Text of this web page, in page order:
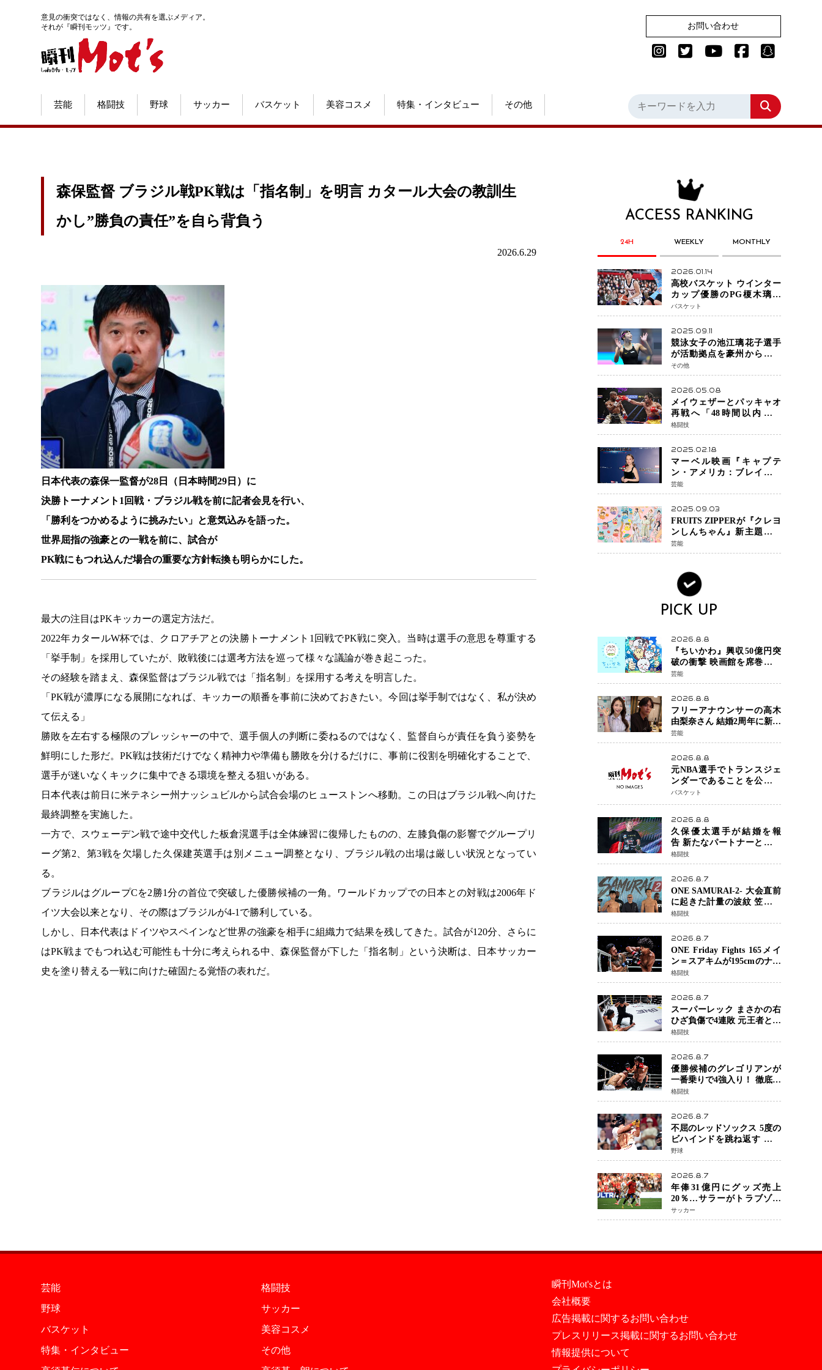
意見の衝突ではなく、情報の共有を選ぶメディア。
それが『瞬刊モッツ』です。
お問い合わせ
芸能 格闘技 野球 サッカー バスケット 美容コスメ 特集・インタビュー その他
森保監督 ブラジル戦PK戦は「指名制」を明言 カタール大会の教訓生
かし”勝負の責任”を自ら背負う
2026.6.29
日本代表の森保一監督が28日（日本時間29日）に
決勝トーナメント1回戦・ブラジル戦を前に記者会見を行い、
「勝利をつかめるように挑みたい」と意気込みを語った。
世界屈指の強豪との一戦を前に、試合が
PK戦にもつれ込んだ場合の重要な方針転換も明らかにした。
最大の注目はPKキッカーの選定方法だ。
2022年カタールW杯では、クロアチアとの決勝トーナメント1回戦でPK戦に突入。当時は選手の意思を尊重する
「挙手制」を採用していたが、敗戦後には選考方法を巡って様々な議論が巻き起こった。
その経験を踏まえ、森保監督はブラジル戦では「指名制」を採用する考えを明言した。
「PK戦が濃厚になる展開になれば、キッカーの順番を事前に決めておきたい。今回は挙手制ではなく、私が決め
て伝える」
勝敗を左右する極限のプレッシャーの中で、選手個人の判断に委ねるのではなく、監督自らが責任を負う姿勢を
鮮明にした形だ。PK戦は技術だけでなく精神力や準備も勝敗を分けるだけに、事前に役割を明確化することで、
選手が迷いなくキックに集中できる環境を整える狙いがある。
日本代表は前日に米テネシー州ナッシュビルから試合会場のヒューストンへ移動。この日はブラジル戦へ向けた
最終調整を実施した。
一方で、スウェーデン戦で途中交代した板倉滉選手は全体練習に復帰したものの、左膝負傷の影響でグループリ
ーグ第2、第3戦を欠場した久保建英選手は別メニュー調整となり、ブラジル戦の出場は厳しい状況となってい
る。
ブラジルはグループCを2勝1分の首位で突破した優勝候補の一角。ワールドカップでの日本との対戦は2006年ド
イツ大会以来となり、その際はブラジルが4-1で勝利している。
しかし、日本代表はドイツやスペインなど世界の強豪を相手に組織力で結果を残してきた。試合が120分、さらに
はPK戦までもつれ込む可能性も十分に考えられる中、森保監督が下した「指名制」という決断は、日本サッカー
史を塗り替える一戦に向けた確固たる覚悟の表れだ。
ACCESS RANKING
24H WEEKLY MONTHLY
2026.01.14
高校バスケット ウインター
カップ優勝のPG榎木璃旺
（えのき・りお）がプロの
現場へ―。
バスケット
2025.09.11
競泳女子の池江璃花子選手
が活動拠点を豪州から日本
へ！ 豪州での挑戦を糧に、
28年ロサンゼルス五輪へ再
始動
その他
2026.05.08
メイウェザーとパッキャオ
再戦へ「48時間以内に決
着」公式戦かエキシビショ
ンか混迷続く
格闘技
2025.02.18
マーベル映画『キャプテ
ン・アメリカ：ブレイブ・
ニュー・ワールド』 新ブラ
ック・ウィドウ役のシラ・
ハースとは！？
芸能
2025.09.03
FRUITS ZIPPERが『クレヨ
ンしんちゃん』新主題歌を
担当
芸能
PICK UP
2026.8.8
『ちいかわ』興収50億円突
破の衝撃 映画館を席巻する
「日本発コンテンツ」の強
さ スパイダーマン、モア
ナら世界級作品と並ぶ存在
感
芸能
2026.8.8
フリーアナウンサーの高木
由梨奈さん 結婚2周年に新た
な家族を迎える喜びを報
告 夫・岸田タツヤさんと
連名「夫婦ともに幸せに感
じています」
芸能
2026.8.8
元NBA選手でトランスジェ
ンダーであることを公にし
ているエネス・カンターが
WNBAドラフト参戦を表明
る」異例の挑戦、その背景
に女子スポーツを巡る議論
バスケット
2026.8.8
久保優太選手が結婚を報
告 新たなパートナーと歩む
「集大成の一年」競技生活
を支える存在に感謝
格闘技
2026.8.7
ONE SAMURAI-2- 大会直前
に起きた計量の波紋 笠原弘
希ら注目ファイターは契約
体重で決戦へ、山本歩夢と
平山諒選手戦は中止に
格闘技
2026.8.7
ONE Friday Fights 165メイ
ン＝スアキムが195cmのナビ
ル・アナンからダウン奪
取！猛反撃を耐え抜き判定
勝利、8連勝を達成
格闘技
2026.8.7
スーパーレック まさかの右
ひざ負傷で4連敗 元王者とし
て異例の苦境…「アクシデ
ント」でも消えない危険信
号
格闘技
2026.8.7
優勝候補のグレゴリアンが
一番乗りで4強入り！ 徹底し
たローキックでウスビャン
を攻略、判定勝利
格闘技
2026.8.7
不屈のレッドソックス 5度の
ビハインドを跳ね返す 延長
13回サヨナラ勝ち 吉田正尚
選手も2安打1打点で貢献 4得
点以上は驚異の28連勝
野球
2026.8.7
年俸31億円にグッズ売上
20％…サラーがトラブゾン
スポル加入 世界サッカーは
「五大リーグ一強」から新
サッカー
芸能
格闘技
野球
サッカー
バスケット
美容コスメ
特集・インタビュー
その他
瞬刊Mot'sとは
会社概要
広告掲載に関するお問い合わせ
プレスリリース掲載に関するお問い合わせ
情報提供について